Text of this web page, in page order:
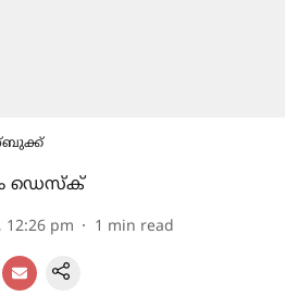
ഡെസ്ക്
12:26 pm 1 min read